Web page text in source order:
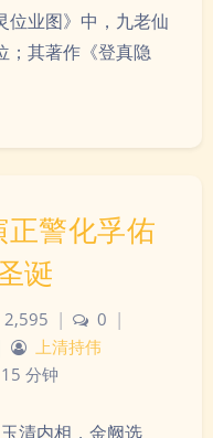
位业图》中，九老仙
；其著作《登真隐
警化孚佑
诞
2,595 0
上清持伟
15 分钟
清内相，金阙选